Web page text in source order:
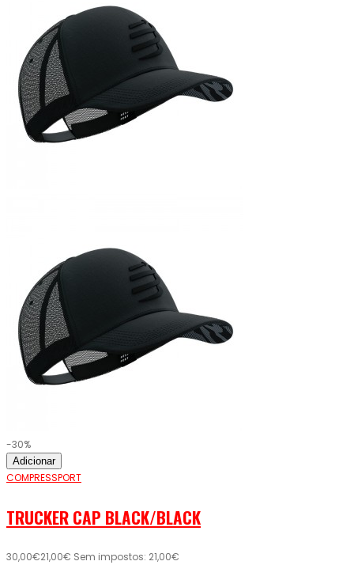
-30%
Adicionar
COMPRESSPORT
TRUCKER CAP BLACK/BLACK
30,00€21,00€ Sem impostos: 21,00€